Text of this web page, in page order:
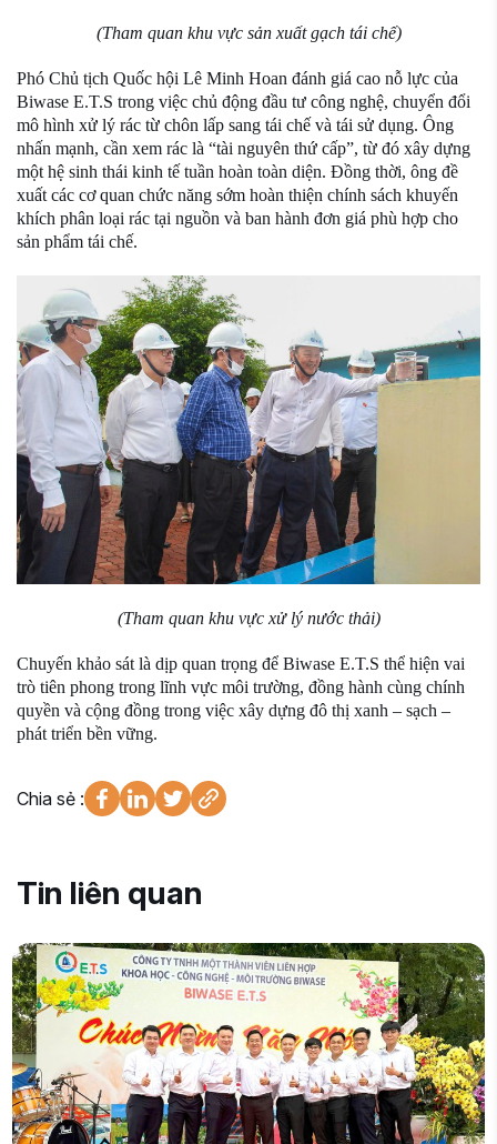
(Tham quan khu vực sản xuất gạch tái chế)
Phó Chủ tịch Quốc hội Lê Minh Hoan đánh giá cao nỗ lực của
Biwase E.T.S trong việc chủ động đầu tư công nghệ, chuyển đổi
mô hình xử lý rác từ chôn lấp sang tái chế và tái sử dụng. Ông
nhấn mạnh, cần xem rác là “tài nguyên thứ cấp”, từ đó xây dựng
một hệ sinh thái kinh tế tuần hoàn toàn diện. Đồng thời, ông đề
xuất các cơ quan chức năng sớm hoàn thiện chính sách khuyến
khích phân loại rác tại nguồn và ban hành đơn giá phù hợp cho
sản phẩm tái chế.
(Tham quan khu vực xử lý nước thải)
Chuyến khảo sát là dịp quan trọng để Biwase E.T.S thể hiện vai
trò tiên phong trong lĩnh vực môi trường, đồng hành cùng chính
quyền và cộng đồng trong việc xây dựng đô thị xanh – sạch –
phát triển bền vững.
Chia sẻ :
Tin liên quan